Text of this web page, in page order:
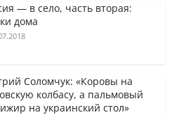
— в село, часть вторая:
дома
Соломчук: «Коровы на
колбасу, а пальмовый
на украинский стол»